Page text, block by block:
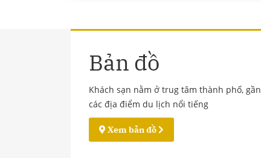
Bản đồ
Khách sạn nằm ở trug tâm thành phố, gần
các địa điểm du lịch nổi tiếng
Xem bản đồ